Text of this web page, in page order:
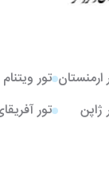
ارمنستان
ژاپن
تور ویتنام
تور